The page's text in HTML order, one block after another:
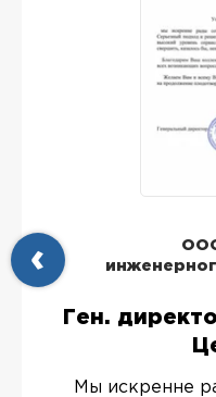
Ген.
Мы искренне